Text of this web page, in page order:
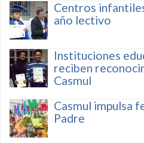
Centros
año lectivo
Instituciones
reciben
Casmul
Casmul impulsa
Padre